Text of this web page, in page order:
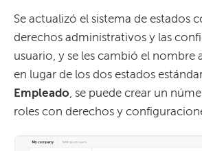
Se actualizó el sistema de estados
derechos administrativos y las
usuario, y se les cambió el nombre
en lugar de los dos estados
Empleado, se puede crear un
roles con derechos y